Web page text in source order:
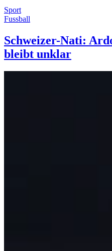
Sport
Fussball
Schweizer-Nati:
bleibt unklar